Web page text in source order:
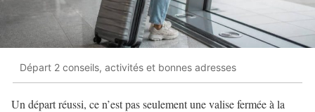
Départ 2 conseils, activités et bonnes adresses
Un départ réussi, ce n’est pas seulement une valise fermée à la